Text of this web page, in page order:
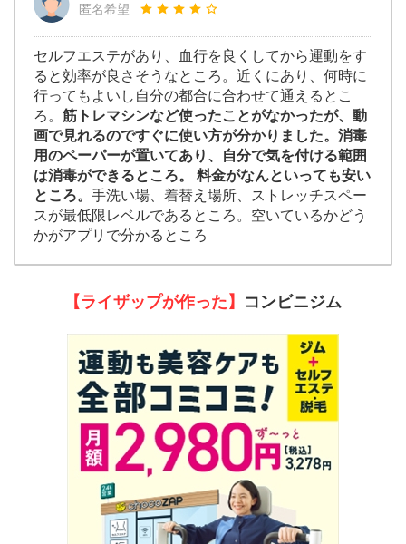
匿名希望
セルフエステがあり、血行を良くしてから運動をす
ると効率が良さそうなところ。近くにあり、何時に
行ってもよいし自分の都合に合わせて通えるとこ
ろ。 筋トレマシンなど使ったことがなかったが、動
画で見れるのですぐに使い方が分かりました。消毒
用のペーパーが置いてあり、自分で気を付ける範囲
は消毒ができるところ。 料金がなんといっても安い
ところ。 手洗い場、着替え場所、ストレッチスペー
スが最低限レベルであるところ。空いているかどう
かがアプリで分かるところ
【ライザップが作った】 コンビニジム